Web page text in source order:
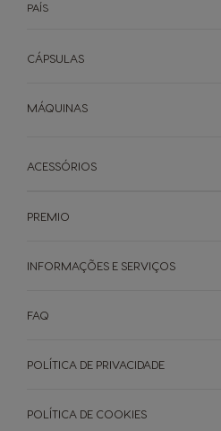
PAÍS
CÁPSULAS
MÁQUINAS
ACESSÓRIOS
PREMIO
INFORMAÇÕES E SERVIÇOS
FAQ
POLÍTICA DE PRIVACIDADE
POLÍTICA DE COOKIES